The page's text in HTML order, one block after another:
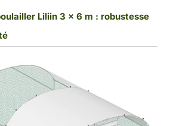
Liliin 3 x 6 m : robustesse